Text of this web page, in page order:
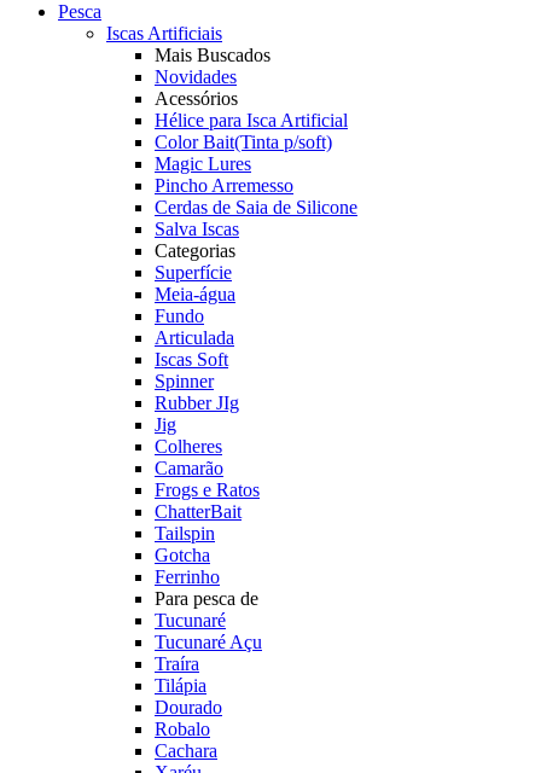
Pesca
Iscas Artificiais
Mais Buscados
Novidades
Acessórios
Hélice para Isca Artificial
Color Bait(Tinta p/soft)
Magic Lures
Pincho Arremesso
Cerdas de Saia de Silicone
Salva Iscas
Categorias
Superfície
Meia-água
Fundo
Articulada
Iscas Soft
Spinner
Rubber JIg
Jig
Colheres
Camarão
Frogs e Ratos
ChatterBait
Tailspin
Gotcha
Ferrinho
Para pesca de
Tucunaré
Tucunaré Açu
Traíra
Tilápia
Dourado
Robalo
Cachara